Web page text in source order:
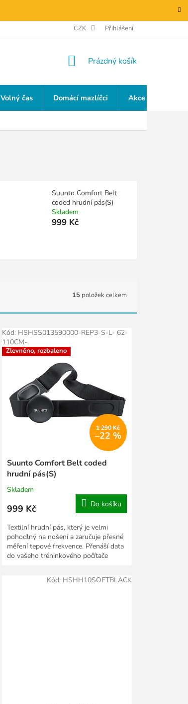
CZK Přihlášení
NÁKUPNÍ
Prázdný košík
Volný čas Domácí mazlíčci Akce a slevy
Suunto Comfort Belt
coded hrudní pás(S)
Skladem
999 Kč
15 položek celkem
Akce
Zlevněno, rozbaleno
1 290 Kč
–22 %
Suunto Comfort Belt coded
hrudní pás(S)
Skladem
999 Kč Do košíku
Textilní hrudní pás, který je velmi
pohodlný na nošení a zaručuje přesné
měření tepové frekvence. Přenáší data
do vašeho tréninkového počítače
Kód: HSHSS013590000-REP3-S-L- 62-
110CM-
Kód: HSHH10SOFTBLACK